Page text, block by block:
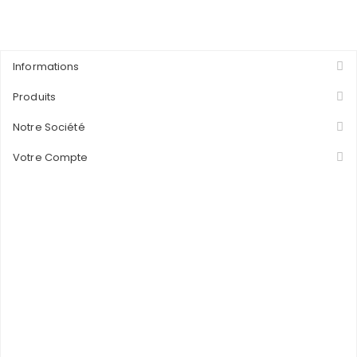
Informations
Produits
Notre Société
Votre Compte